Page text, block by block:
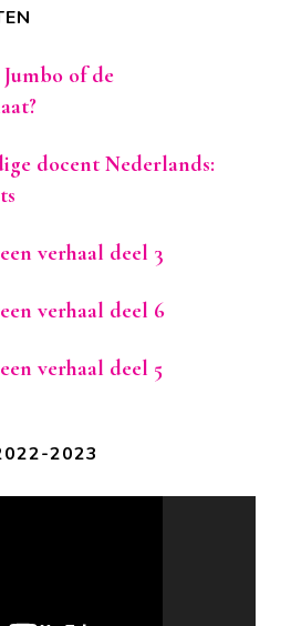
of de
docent Nederlands:
verhaal deel 3
verhaal deel 6
verhaal deel 5
2023